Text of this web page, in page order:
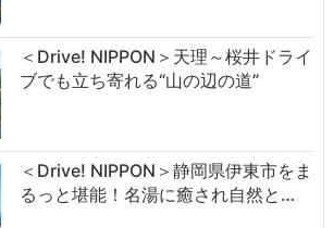
＜Drive! NIPPON＞天理～桜井ドライ
ブでも立ち寄れる“山の辺の道”
＜Drive! NIPPON＞静岡県伊東市をま
るっと堪能！名湯に癒され自然と…